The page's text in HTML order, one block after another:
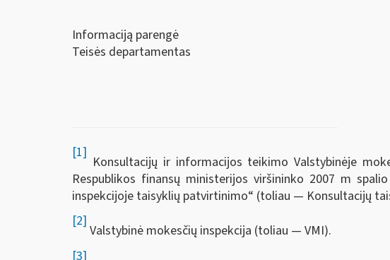
Informaciją parengė
Teisės departamentas
[1]
Konsultacijų ir informacijos teikimo Valstybinėje
Respublikos finansų ministerijos viršininko 2007 m
inspekcijoje taisyklių patvirtinimo“ (toliau — Konsultacijų
[2]
Valstybinė mokesčių inspekcija (toliau — VMI).
[3]